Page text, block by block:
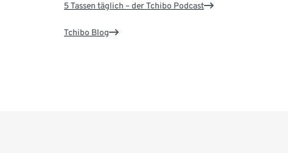
5 Tassen täglich – der Tchibo Podcast
Tchibo Blog